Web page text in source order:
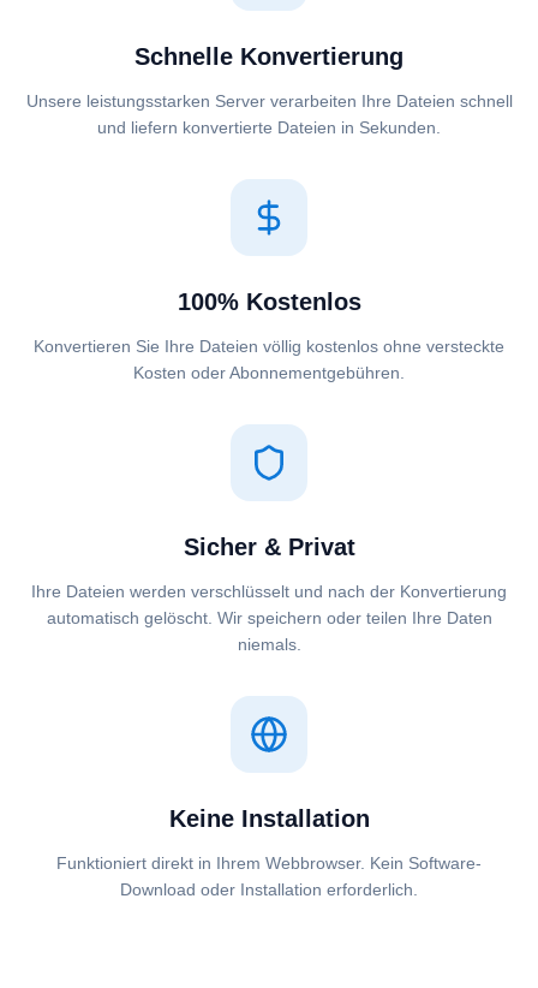
Schnelle Konvertierung
Unsere leistungsstarken Server verarbeiten Ihre Dateien schnell
und liefern konvertierte Dateien in Sekunden.
100% Kostenlos
Konvertieren Sie Ihre Dateien völlig kostenlos ohne versteckte
Kosten oder Abonnementgebühren.
Sicher & Privat
Ihre Dateien werden verschlüsselt und nach der Konvertierung
automatisch gelöscht. Wir speichern oder teilen Ihre Daten
niemals.
Keine Installation
Funktioniert direkt in Ihrem Webbrowser. Kein Software-
Download oder Installation erforderlich.